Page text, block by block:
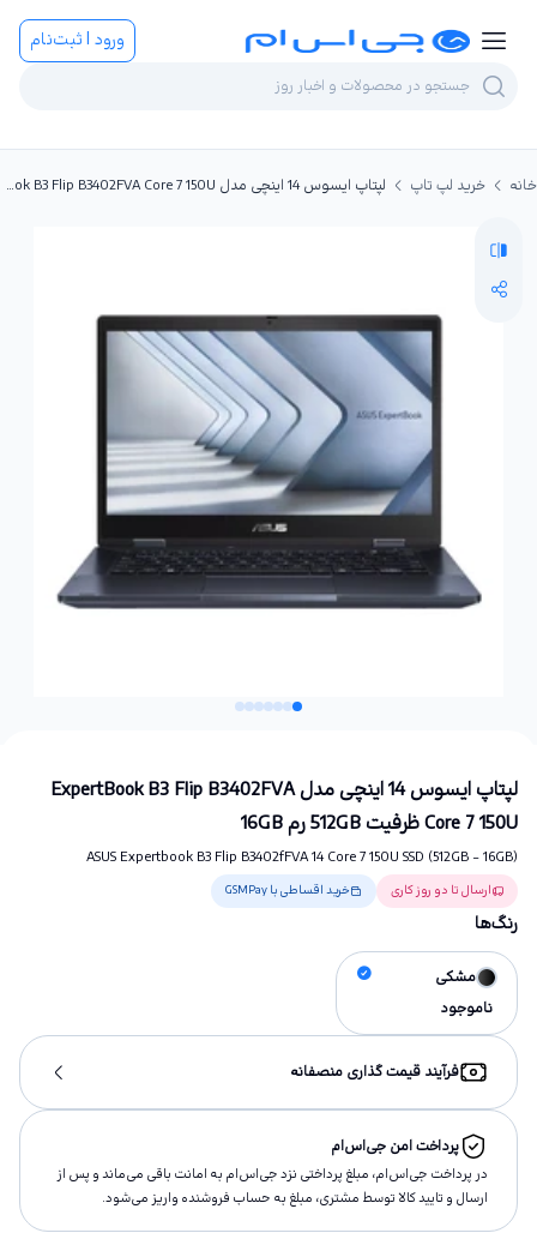
ورود | ثبت‌نام
خانه خرید لپ تاپ لپتاپ ایسوس 14 اینچی مدل ExpertBook B3 Flip B3402FVA Core 7 150U ظرفیت 512GB رم 16GB
لپتاپ ایسوس 14 اینچی مدل ExpertBook B3 Flip B3402FVA
Core 7 150U ظرفیت 512GB رم 16GB
ASUS Expertbook B3 Flip B3402fFVA 14 Core 7 150U SSD (512GB - 16GB)
ارسال تا دو روز کاری خرید اقساطی با GSMPay
رنگ‌ها
مشکی
ناموجود
فرآیند قیمت گذاری منصفانه
پرداخت امن جی‌اس‌ام
در پرداخت جی‌اس‌ام، مبلغ پرداختى نزد جی‌اس‌ام به امانت باقى مى‌ماند و پس از
ارسال و تاييد كالا توسط مشتری، مبلغ به حساب فروشنده واريز مى‌شود.